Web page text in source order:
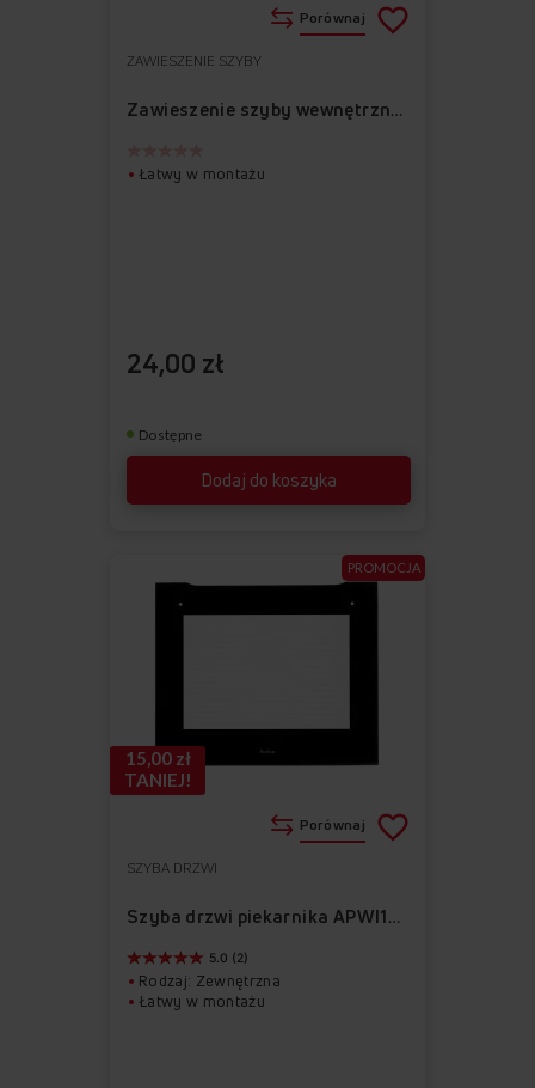
ZAWIESZENIE SZYBY
Zawieszenie szyby wewnętrznej lewe APWI1003-1
Dodaj do koszyka
Łatwy w montażu
24,00 zł
Dostępne
Porównaj
SZYBA DRZWI
Szyba drzwi piekarnika APWI1013
5.0 (2)
Rodzaj: Zewnętrzna
Łatwy w montażu
Porównaj
15,00 zł
TANIEJ!
PROMOCJA